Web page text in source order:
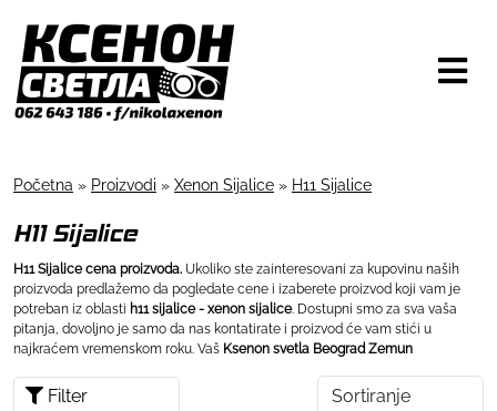
Početna » Proizvodi » Xenon Sijalice » H11 Sijalice
H11 Sijalice
H11 Sijalice cena proizvoda. Ukoliko ste zainteresovani za kupovinu naših
proizvoda predlažemo da pogledate cene i izaberete proizvod koji vam je
potreban iz oblasti h11 sijalice - xenon sijalice. Dostupni smo za sva vaša
pitanja, dovoljno je samo da nas kontatirate i proizvod će vam stići u
najkraćem vremenskom roku. Vaš Ksenon svetla Beograd Zemun
Filter